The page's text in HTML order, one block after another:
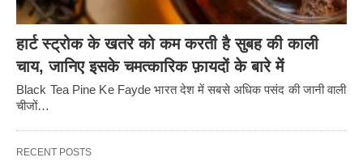
हार्ट स्ट्रोक के खतरे को कम करती है सुबह की काली
चाय, जानिए इसके चमत्कारिक फ़ायदों के बारे में
Black Tea Pine Ke Fayde भारत देश में सबसे अधिक पसंद की जानी वाली
चीजों…
RECENT POSTS